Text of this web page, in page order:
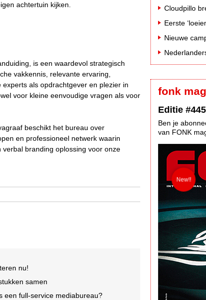
achtertuin kijken.
is een waardevol strategisch
vakkennis, relevante ervaring,
als opdrachtgever en plezier in
voor kleine eenvoudige vragen als voor
beschikt het bureau over
en professioneel netwerk waarin
branding oplossing voor onze
nu!
samen
een full-service mediabureau?
fonk
Editie
Ben je
van FONK